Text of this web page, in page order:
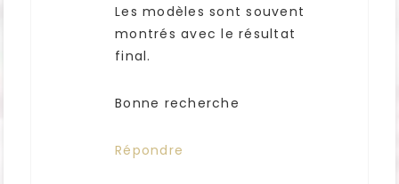
Les modèles sont souvent
montrés avec le résultat
final.
Bonne recherche
Répondre